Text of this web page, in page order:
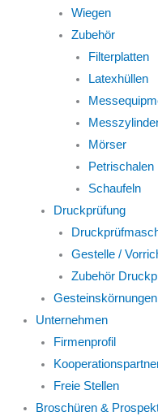
Wiegen
Zubehör
Filterplatten
Latexhüllen
Mörser
Petrischalen
Schaufeln
Druckprüfung
Gestelle /
Zubehör
Gesteinskörnungen
Unternehmen
Firmenprofil
Freie Stellen
Broschüren &